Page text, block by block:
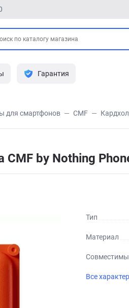
Гарантия
для смартфонов CMF
CMF by Nothing
Тип
Материал
Все